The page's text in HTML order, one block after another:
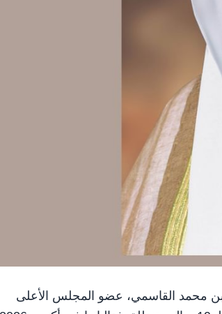
محمد القاسمي، عضو المجلس الأعلى